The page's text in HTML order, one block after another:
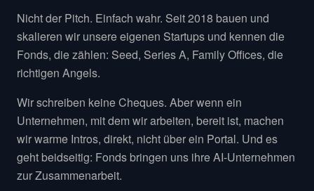
Nicht der Pitch. Einfach wahr. Seit 2018 bauen und
skalieren wir unsere eigenen Startups und kennen die
Fonds, die zählen: Seed, Series A, Family Offices, die
richtigen Angels.
Wir schreiben keine Cheques. Aber wenn ein
Unternehmen, mit dem wir arbeiten, bereit ist, machen
wir warme Intros, direkt, nicht über ein Portal. Und es
geht beidseitig: Fonds bringen uns ihre AI-Unternehmen
zur Zusammenarbeit.